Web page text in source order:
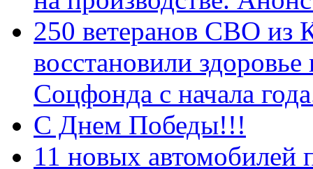
250 ветеранов СВО из
восстановили
Соцфонда с начала
С Днем Победы!!!
11 новых автомобилей